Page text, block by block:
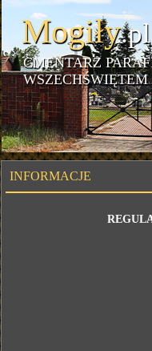
Mogiły.pl
CMENTARZ
INFORMACJE